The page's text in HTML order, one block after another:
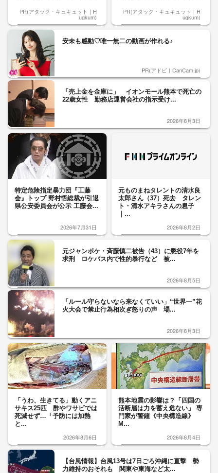
PR(アタック・キュキュット｜H
ugkum)
PR(アタック・キュキュット｜H
ugkum)
安未も感動♡唯一無二の動画が作れる♪
PR(アドビ｜CanCam.jp)
「売上金を金庫に」 イオンモール熊本で死亡の
22歳女性 勤務店運営会社の指示受け...
2026年8月3日
特定危険指定暴力団『工藤
会』トップ 野村悟総裁が引退
県公安委員会が公示 工藤会...
2026年7月31日
元ものまねタレントの清水良
太郎さん（37）死去 タレン
ト・清水アキラさんの息子
｜...
2026年8月2日
元ジャンポケ・斉藤慎二被告（43）に懲役7年を
求刑 ロケバス内で性的暴行など 被...
2026年8月5日
「ルール守らないなら来なくていい」“世界一”花
火大会で禁止行為相次ぎ怒りの声 場...
2026年8月3日
「うわ、生きてる」動くアニ
サキス25匹 酢やワサビでは
死滅せず…「予防には加熱
と...
2026年8月6日
熊本地震の影響は？「四国の
活断層は力を蓄え危ない」 専
門家が警鐘《中央構造線》
M...
2026年8月4日
【台風情報】台風13号は7日ごろ沖縄に直撃 勢
力維持のおそれも 関東や東海など太...